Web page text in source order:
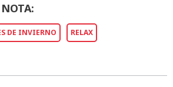
DE INVIERNO RELAX